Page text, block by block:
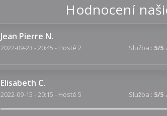
Hodnocení
Jean Pierre N
2022-09-23 - 20:45 - Hosté 2 Služba : 5/5
Elisabeth C
2022-09-15 - 20:15 - Hosté 5 Služba : 5/5